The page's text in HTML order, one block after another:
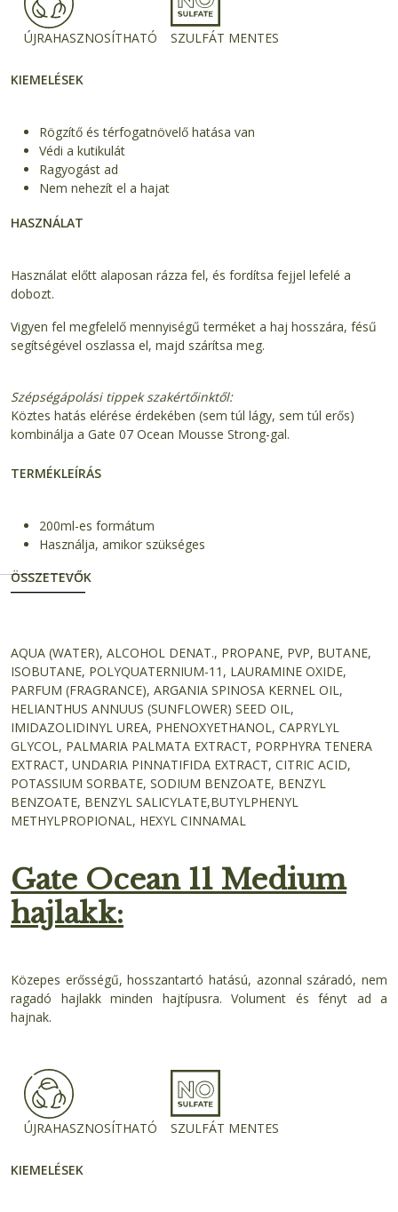
ÚJRAHASZNOSÍTHATÓ SZULFÁT MENTES
KIEMELÉSEK
Rögzítő és térfogatnövelő hatása van
Védi a kutikulát
Ragyogást ad
Nem nehezít el a hajat
HASZNÁLAT
Használat előtt alaposan rázza fel, és fordítsa fejjel lefelé a
dobozt.
Vigyen fel megfelelő mennyiségű terméket a haj hosszára, fésű
segítségével oszlassa el, majd szárítsa meg.
Szépségápolási tippek szakértőinktől:
Köztes hatás elérése érdekében (sem túl lágy, sem túl erős)
kombinálja a Gate 07 Ocean Mousse Strong-gal.
TERMÉKLEÍRÁS
200ml-es formátum
Használja, amikor szükséges
ÖSSZETEVŐK
AQUA (WATER), ALCOHOL DENAT., PROPANE, PVP, BUTANE,
ISOBUTANE, POLYQUATERNIUM-11, LAURAMINE OXIDE,
PARFUM (FRAGRANCE), ARGANIA SPINOSA KERNEL OIL,
HELIANTHUS ANNUUS (SUNFLOWER) SEED OIL,
IMIDAZOLIDINYL UREA, PHENOXYETHANOL, CAPRYLYL
GLYCOL, PALMARIA PALMATA EXTRACT, PORPHYRA TENERA
EXTRACT, UNDARIA PINNATIFIDA EXTRACT, CITRIC ACID,
POTASSIUM SORBATE, SODIUM BENZOATE, BENZYL
BENZOATE, BENZYL SALICYLATE,BUTYLPHENYL
METHYLPROPIONAL, HEXYL CINNAMAL
Gate Ocean 11 Medium
hajlakk:
Közepes erősségű, hosszantartó hatású, azonnal száradó, nem
ragadó hajlakk minden hajtípusra. Volument és fényt ad a
hajnak.
ÚJRAHASZNOSÍTHATÓ SZULFÁT MENTES
KIEMELÉSEK